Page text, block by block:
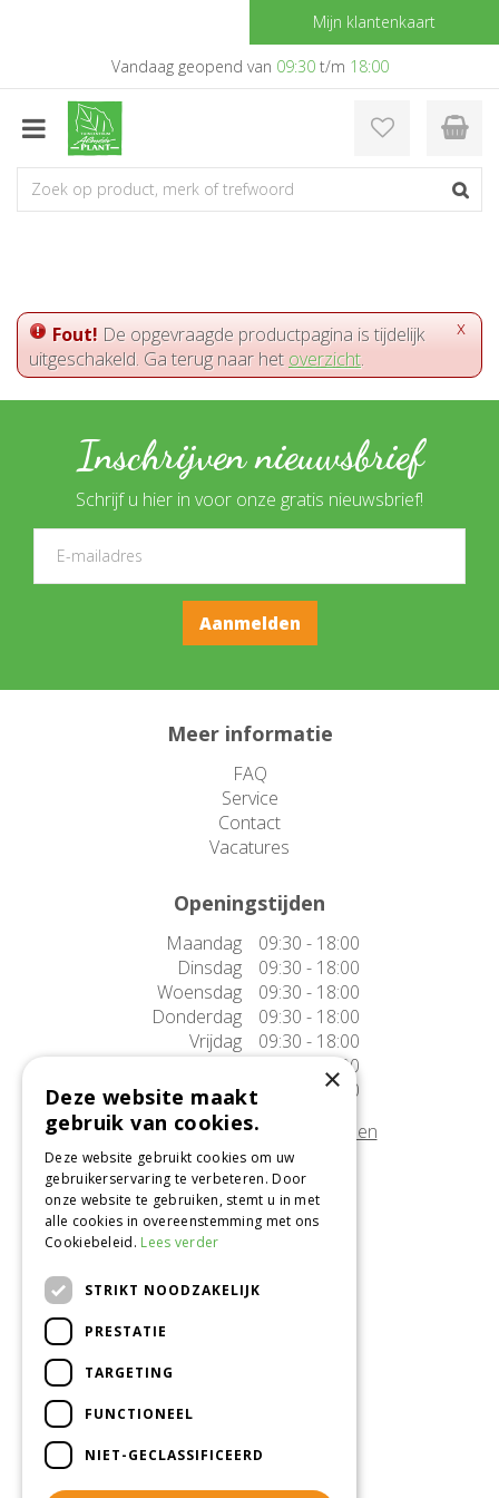
a
Mijn klantenkaart
Vandaag geopend van 09:30t/m 18:00
x
Fout! De opgevraagde productpagina is tijdelijk
uitgeschakeld. Ga terug naar het overzicht.
Inschrijven nieuwsbrief
Schrijf u hier in voor onze gratis nieuwsbrief!
Meer informatie
FAQ
Service
Contact
Vacatures
Openingstijden
Maandag
09:30 - 18:00
Dinsdag
09:30 - 18:00
Woensdag
09:30 - 18:00
Donderdag
09:30 - 18:00
Vrijdag
09:30 - 18:00
Zaterdag
09:30 - 17:00
Zondag
10:00 - 17:00
Afwijkende openingstijden tonen
Onze locatie
Tuincentrum Alméérplant
Jac. P. Thijsseweg 4
pinterest
×
Deze website maakt
gebruik van cookies.
Deze website gebruikt cookies om uw
gebruikerservaring te verbeteren. Door
onze website te gebruiken, stemt u in met
alle cookies in overeenstemming met ons
Cookiebeleid. Lees verder
STRIKT NOODZAKELIJK
PRESTATIE
TARGETING
FUNCTIONEEL
NIET-GECLASSIFICEERD